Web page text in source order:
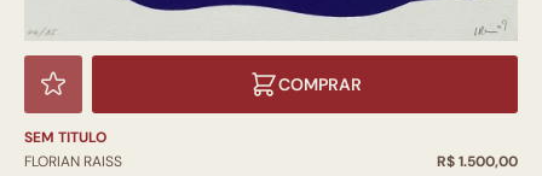
COMPRAR
SEM TITULO
FLORIAN RAISS
R$ 1.500,00